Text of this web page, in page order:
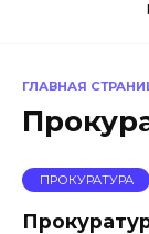
ГЛАВНАЯ
ПРОКУРАТУРА